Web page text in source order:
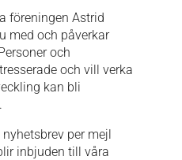
föreningen Astrid
med och påverkar
och
och vill verka
kan bli
per mejl
inbjuden till våra